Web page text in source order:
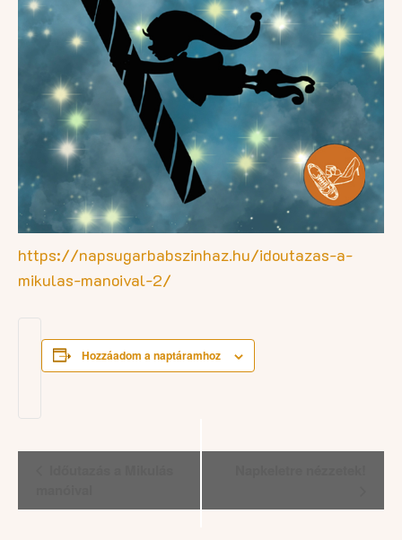
https://napsugarbabszinhaz.hu/idoutazas-a-
mikulas-manoival-2/
Hozzáadom a naptáramhoz
Esemény